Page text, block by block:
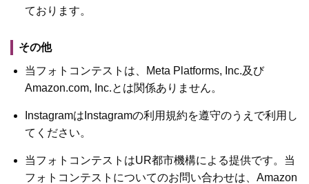
ております。
その他
当フォトコンテストは、Meta Platforms, Inc.及び
Amazon.com, Inc.とは関係ありません。
InstagramはInstagramの利用規約を遵守のうえで利用し
てください。
当フォトコンテストはUR都市機構による提供です。当
フォトコンテストについてのお問い合わせは、Amazon